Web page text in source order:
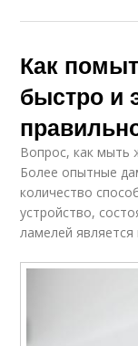
Как
быстро и
Вопрос, как мыть
Более опытные
количество
устройство,
ламелей